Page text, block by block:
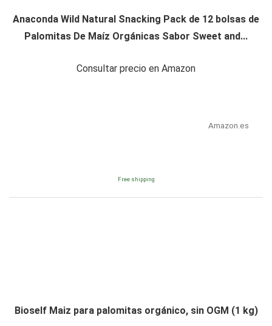
Anaconda Wild Natural Snacking Pack de 12 bolsas de
Palomitas De Maíz Orgánicas Sabor Sweet and...
Consultar precio en Amazon
Amazon.es
Free shipping
Bioself Maiz para palomitas orgánico, sin OGM (1 kg)